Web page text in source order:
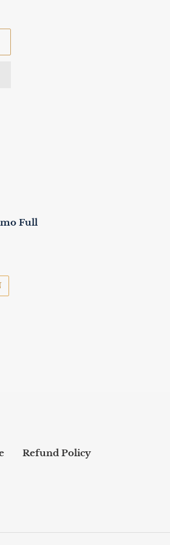
Full
PINEAR
PINTEREST
Refund Policy